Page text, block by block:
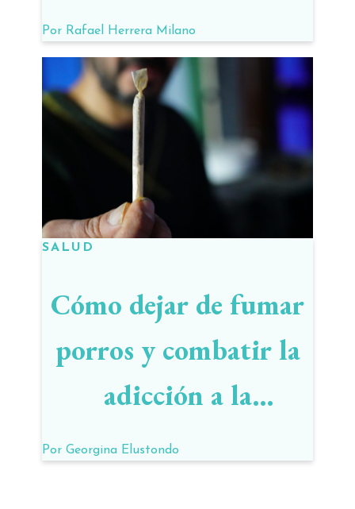
psiquiatría
Por Rafael Herrera Milano
SALUD
Cómo dejar de fumar
porros y combatir la
adicción a la
marihuana
Por Georgina Elustondo